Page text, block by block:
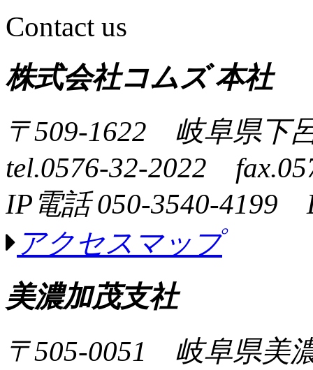
Contact us
株式会社コムズ 本社
〒509-1622 岐阜県下
tel.0576-32-2022
IP電話 050-3540-4199
アクセスマップ
美濃加茂支社
〒505-0051 岐阜県美